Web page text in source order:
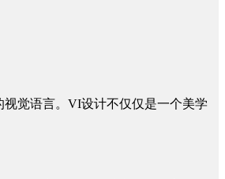
觉语言。VI设计不仅仅是一个美学